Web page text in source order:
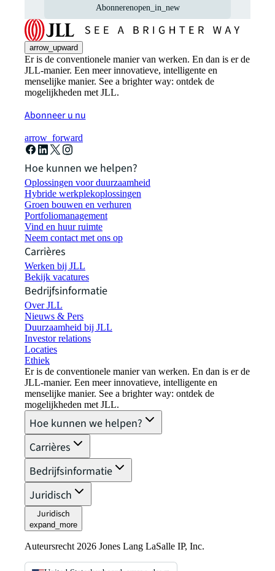
Abonnerenopen_in_new
arrow_upward
Er is de conventionele manier van werken. En dan is er de
JLL-manier. Een meer innovatieve, intelligente en
menselijke manier. See a brighter way: ontdek de
mogelijkheden met JLL.
Abonneer u nu
arrow_forward
Hoe kunnen we helpen?
Oplossingen voor duurzaamheid
Hybride werkplekoplossingen
Groen bouwen en verhuren
Portfoliomanagement
Vind en huur ruimte
Neem contact met ons op
Carrières
Werken bij JLL
Bekijk vacatures
Bedrijfsinformatie
Over JLL
Nieuws & Pers
Duurzaamheid bij JLL
Investor relations
Locaties
Ethiek
Er is de conventionele manier van werken. En dan is er de
JLL-manier. Een meer innovatieve, intelligente en
menselijke manier. See a brighter way: ontdek de
mogelijkheden met JLL.
Hoe kunnen we helpen?
Carrières
Bedrijfsinformatie
Juridisch
Juridisch
expand_more
Auteursrecht 2026 Jones Lang LaSalle IP, Inc.